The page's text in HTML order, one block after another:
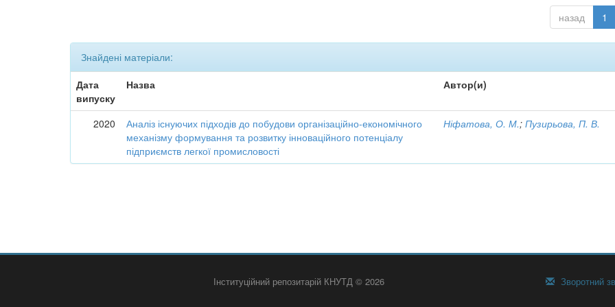
назад 1
Знайдені матеріали:
Дата
випуску
Назва Автор(и)
2020
Аналіз існуючих підходів до побудови організаційно-економічного
механізму формування та розвитку інноваційного потенціалу
підприємств легкої промисловості
Ніфатова, О. М.;Пузирьова, П. В.
Інституційний репозитарій КНУТД © 2026 Зворотний